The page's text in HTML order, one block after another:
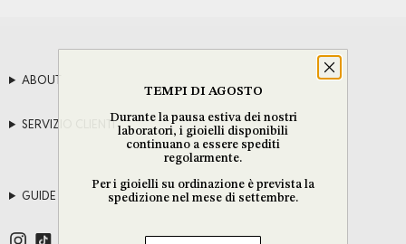
ABOUT
SERVIZIO CLIENTI
GUIDE
TEMPI DI AGOSTO
Durante la pausa estiva dei nostri
laboratori, i gioielli disponibili
continuano a essere spediti
regolarmente.
Per i gioielli su ordinazione è prevista la
spedizione nel mese di settembre.